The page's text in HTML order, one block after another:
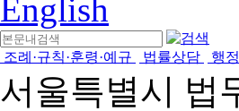
English
조례·규칙·훈령·예규 법률상담 행
서울특별시 법